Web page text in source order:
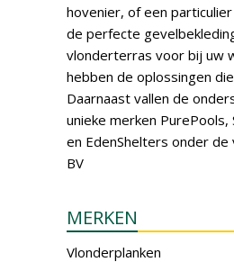
hovenier, of een
de perfecte
vlonderterras voor bij uw
hebben de oplossingen
Daarnaast vallen de
unieke merken PurePools,
en EdenShelters onder de
BV
MERKEN
Vlonder­planken